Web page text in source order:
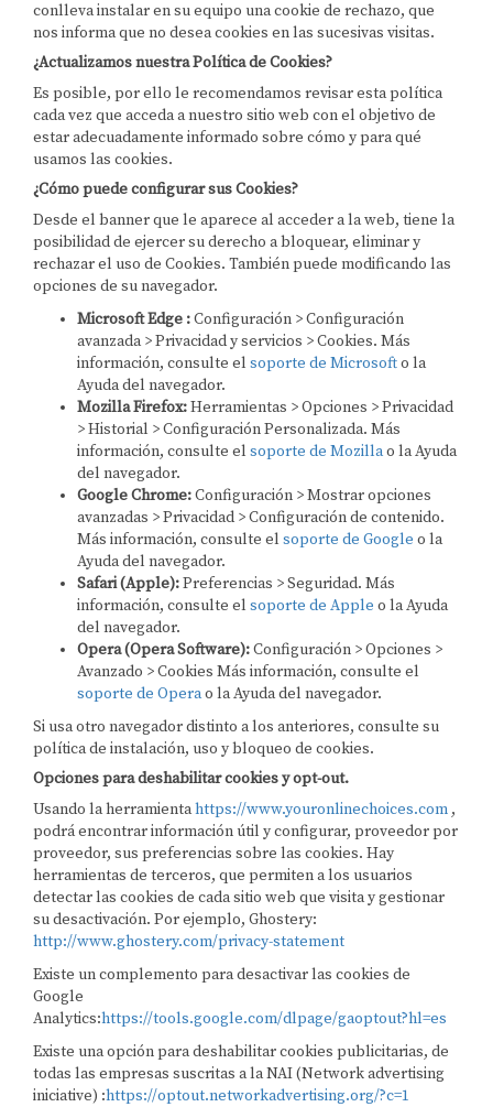
conlleva instalar en su equipo una cookie de rechazo, que
nos informa que no desea cookies en las sucesivas visitas.
¿Actualizamos nuestra Política de Cookies?
Es posible, por ello le recomendamos revisar esta política
cada vez que acceda a nuestro sitio web con el objetivo de
estar adecuadamente informado sobre cómo y para qué
usamos las cookies.
¿Cómo puede configurar sus Cookies?
Desde el banner que le aparece al acceder a la web, tiene la
posibilidad de ejercer su derecho a bloquear, eliminar y
rechazar el uso de Cookies. También puede modificando las
opciones de su navegador.
Microsoft Edge :Configuración > Configuración
avanzada > Privacidad y servicios > Cookies. Más
información, consulte el soporte de Microsofto la
Ayuda del navegador.
Mozilla Firefox:Herramientas > Opciones > Privacidad
> Historial > Configuración Personalizada. Más
información, consulte el soporte de Mozillao la Ayuda
del navegador.
Google Chrome:Configuración > Mostrar opciones
avanzadas > Privacidad > Configuración de contenido.
Más información, consulte el soporte de Google o la
Ayuda del navegador.
Safari (Apple):Preferencias > Seguridad. Más
información, consulte el soporte de Apple o la Ayuda
del navegador.
Opera (Opera Software):Configuración > Opciones >
Avanzado > Cookies Más información, consulte el
soporte de Operao la Ayuda del navegador.
Si usa otro navegador distinto a los anteriores, consulte su
política de instalación, uso y bloqueo de cookies.
Opciones para deshabilitar cookies y opt-out.
Usando la herramientahttps://www.youronlinechoices.com ,
podrá encontrar información útil y configurar, proveedor por
proveedor, sus preferencias sobre las cookies. Hay
herramientas de terceros, que permiten a los usuarios
detectar las cookies de cada sitio web que visita y gestionar
su desactivación. Por ejemplo, Ghostery:
http://www.ghostery.com/privacy-statement
Existe un complemento para desactivar las cookies de
Google
Analytics:https://tools.google.com/dlpage/gaoptout?hl=es
Existe una opción para deshabilitar cookies publicitarias, de
todas las empresas suscritas a la NAI (Network advertising
iniciative) :https://optout.networkadvertising.org/?c=1